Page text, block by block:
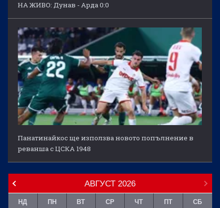
НА ЖИВО: Дунав - Арда 0:0
Панатинайкос ще използва новото попълнение в
реванша с ЦСКА 1948
АВГУСТ 2026
НД ПН ВТ СР ЧТ ПТ СБ